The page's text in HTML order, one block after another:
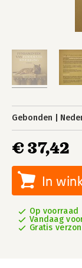
Gebonden
€ 37,42
In
Op voorraad
Vandaag
Gratis